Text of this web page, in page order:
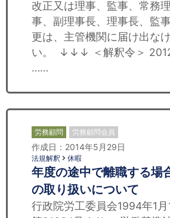
改正又は理事、監事、常務
事、副理事長、理事長、監
更は、主管機関に届け出な
い。 ↓↓↓ ＜解釈令＞
……
労務顧問 労務顧問会員
作成日：2014年5月29日
法規解釈 休暇
年度の途中で離職する場
の取り扱いについて
行政院労工委員会1994年1